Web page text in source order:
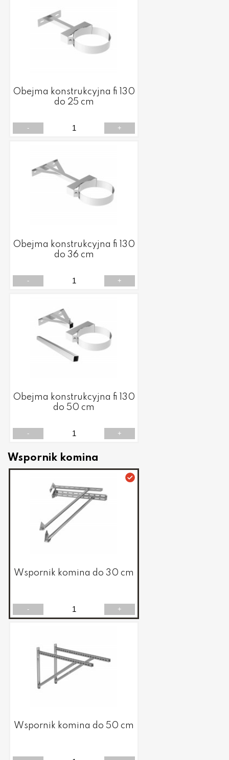
Obejma konstrukcyjna fi 130
do 25 cm
- +
Obejma konstrukcyjna fi 130
do 36 cm
- +
Obejma konstrukcyjna fi 130
do 50 cm
- +
Wspornik komina
Wspornik komina do 30 cm
- +
Wspornik komina do 50 cm